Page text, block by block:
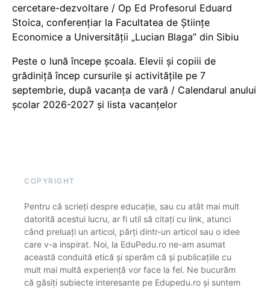
cercetare-dezvoltare / Op Ed Profesorul Eduard
Stoica, conferențiar la Facultatea de Științe
Economice a Universității „Lucian Blaga” din Sibiu
Peste o lună începe școala. Elevii și copiii de
grădiniță încep cursurile și activitățile pe 7
septembrie, după vacanța de vară / Calendarul anului
școlar 2026-2027 și lista vacanțelor
COPYRIGHT
Pentru că scrieți despre educație, sau cu atât mai mult
datorită acestui lucru, ar fi util să citați cu link, atunci
când preluați un articol, părți dintr-un articol sau o idee
care v-a inspirat. Noi, la EduPedu.ro ne-am asumat
această conduită etică și sperăm că și publicațiile cu
mult mai multă experiență vor face la fel. Ne bucurăm
că găsiți subiecte interesante pe Edupedu.ro și suntem